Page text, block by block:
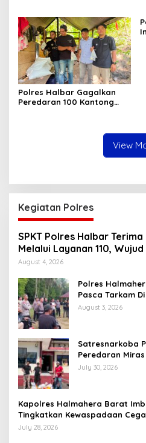
Barang Bukti
Polres Halbar Gagalkan
Peredaran 100 Kantong
View
Kegiatan Polres
SPKT Polres Halbar
Melalui Layanan 110,
Jam
August 4, 2026
Polres
Pasca Tarkam
Dilakukan
August 3, 2026
Satresnarkoba
Peredaran
Kantong Barang
July 30, 2026
Kapolres Halmahera Barat
Tingkatkan Kewaspadaan
July 28, 2026